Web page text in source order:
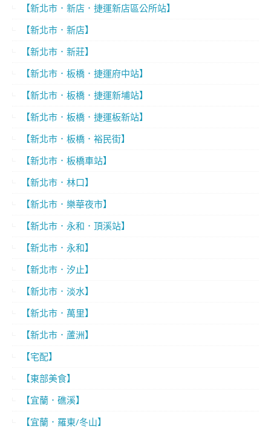
【新北市．新店．捷運新店區公所站】
【新北市．新店】
【新北市．新莊】
【新北市．板橋．捷運府中站】
【新北市．板橋．捷運新埔站】
【新北市．板橋．捷運板新站】
【新北市．板橋．裕民街】
【新北市．板橋車站】
【新北市．林口】
【新北市．樂華夜市】
【新北市．永和．頂溪站】
【新北市．永和】
【新北市．汐止】
【新北市．淡水】
【新北市．萬里】
【新北市．蘆洲】
【宅配】
【東部美食】
【宜蘭．礁溪】
【宜蘭．羅東/冬山】